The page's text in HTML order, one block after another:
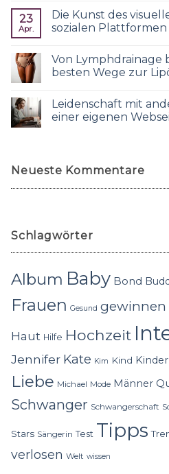
23
Apr.
Die Kunst des
sozialen Plattformen
Von Lymphdrainage
besten Wege zur
Leidenschaft mit
einer eigenen
Neueste Kommentare
Schlagwörter
Album Baby Bond
Frauen Gesund gewinnen
Haut Hilfe Hochzeit
Jennifer Kate Kim Kind Kinder
Liebe Michael Mode Männer
Schwanger Schwangerschaft
Stars Sängerin Test Tipps
verlosen Welt wissen